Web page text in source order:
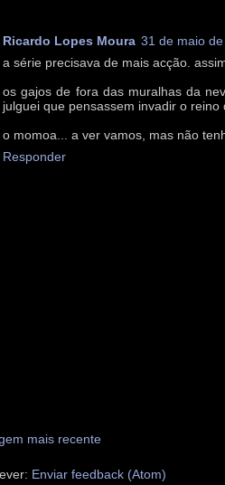
Ricardo Lopes Moura 31 de maio
a série precisava de mais acção.
os gajos de fora das muralhas da
julguei que pensassem invadir o reino
o momoa... a ver vamos, mas não
Responder
mais recente
Enviar feedback (Atom)